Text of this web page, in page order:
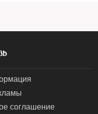
соглашение